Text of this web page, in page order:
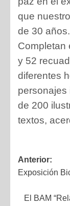
que
de 30 años.
Completan
y 52
diferentes
personajes
de 200
textos,
Anterior:
Exposición
El BAM